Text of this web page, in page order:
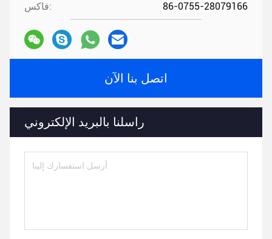
فاكس: 86-0755-28079166
اتصل بنا الآن
راسلنا بالبريد الإلكتروني